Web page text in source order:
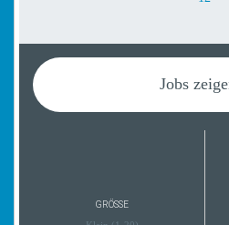
Jobs
GRÖSSE